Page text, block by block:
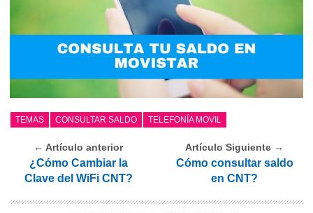
TEMAS CONSULTAR SALDO TELEFONÍA MOVIL
← Artículo anterior
¿Cómo Cambiar la
Clave del WiFi CNT?
Artículo Siguiente →
Cómo consultar saldo
en CNT?